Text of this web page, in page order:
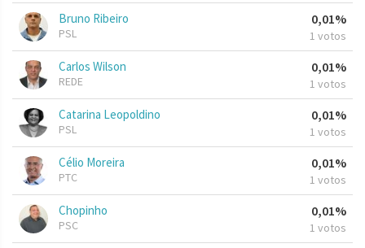
Bruno Ribeiro
PSL
0,01%
1 votos
Carlos Wilson
REDE
0,01%
1 votos
Catarina Leopoldino
PSL
0,01%
1 votos
Célio Moreira
PTC
0,01%
1 votos
Chopinho
PSC
0,01%
1 votos